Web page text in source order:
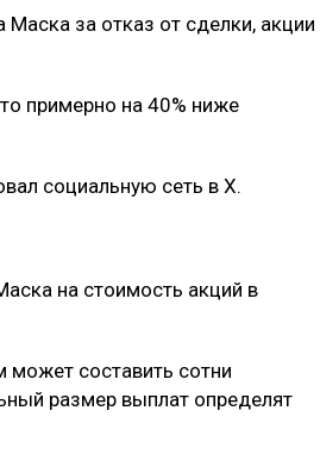
за отказ от сделки, акции
примерно на 40% ниже
социальную сеть в X.
на стоимость акций в
составить сотни
размер выплат определят